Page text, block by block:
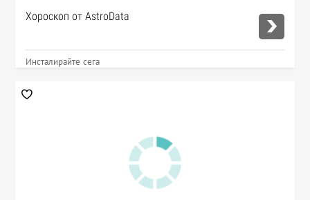
Хороскоп от AstroData
Инсталирайте сега